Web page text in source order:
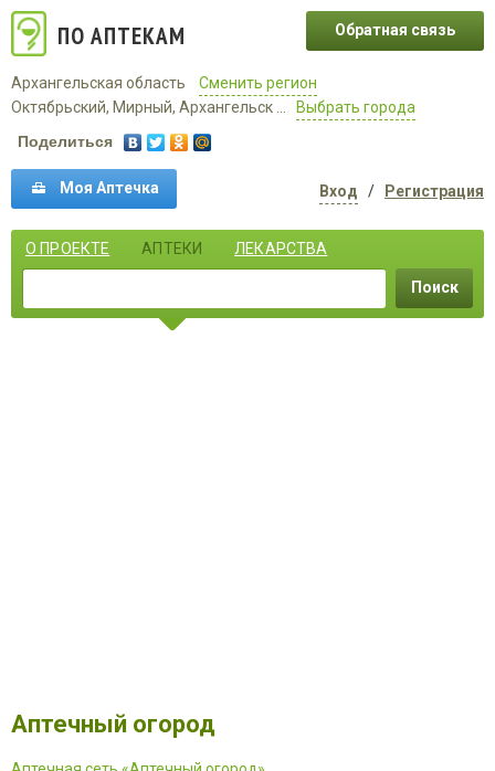
ПО АПТЕКАМ
Архангельская область
Сменить регион
Октябрьский, Мирный, Архангельск ...
Выбрать города
Обратная связь
Поделиться
Моя Аптечка Вход / Регистрация
О ПРОЕКТЕ АПТЕКИ ЛЕКАРСТВА
Поиск
Аптечный огород